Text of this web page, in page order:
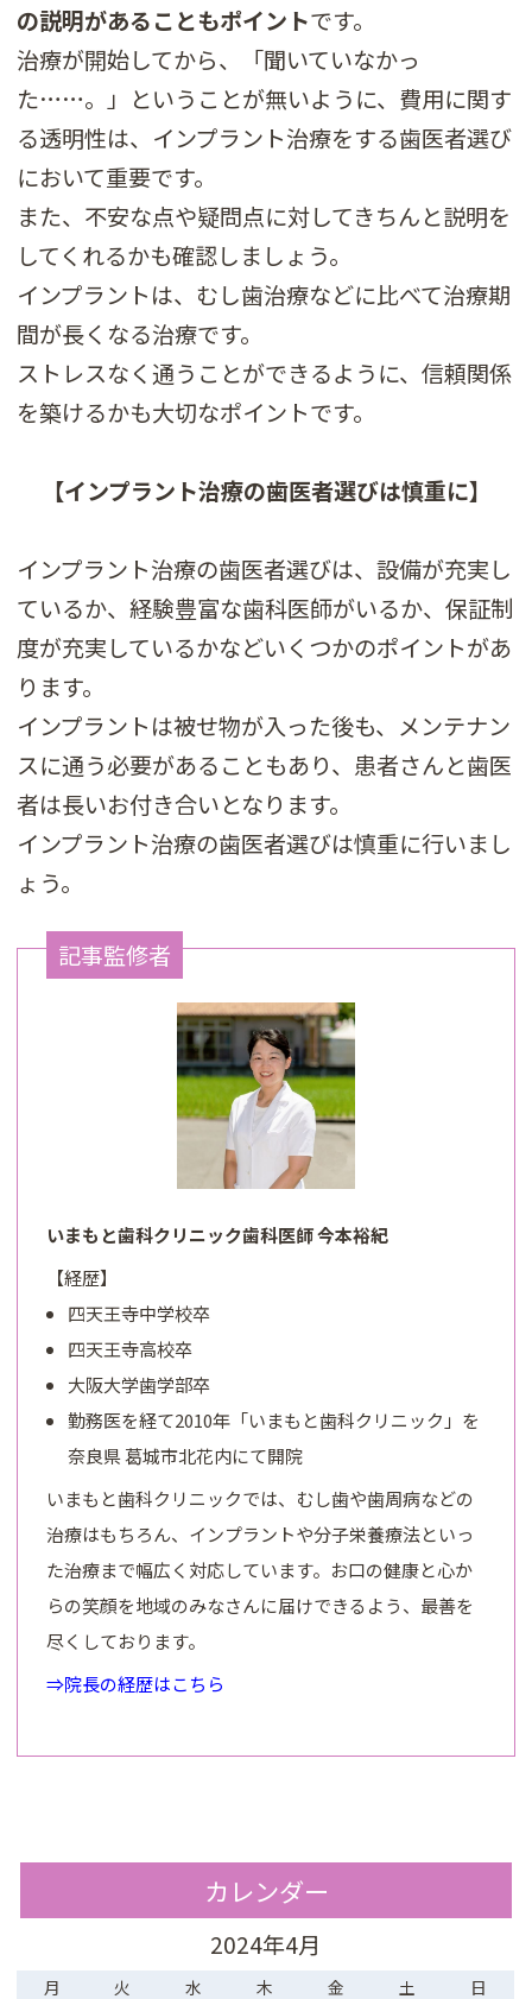
の説明があることもポイントです。
治療が開始してから、「聞いていなかっ
た……。」ということが無いように、費用に関す
る透明性は、インプラント治療をする歯医者選び
において重要です。
また、不安な点や疑問点に対してきちんと説明を
してくれるかも確認しましょう。
インプラントは、むし歯治療などに比べて治療期
間が長くなる治療です。
ストレスなく通うことができるように、信頼関係
を築けるかも大切なポイントです。
【インプラント治療の歯医者選びは慎重に】
インプラント治療の歯医者選びは、設備が充実し
ているか、経験豊富な歯科医師がいるか、保証制
度が充実しているかなどいくつかのポイントがあ
ります。
インプラントは被せ物が入った後も、メンテナン
スに通う必要があることもあり、患者さんと歯医
者は長いお付き合いとなります。
インプラント治療の歯医者選びは慎重に行いまし
ょう。
記事監修者
いまもと歯科クリニック歯科医師 今本裕紀
【経歴】
四天王寺中学校卒
四天王寺高校卒
大阪大学歯学部卒
勤務医を経て2010年「いまもと歯科クリニック」を
奈良県 葛城市北花内にて開院
いまもと歯科クリニックでは、むし歯や歯周病などの
治療はもちろん、インプラントや分子栄養療法といっ
た治療まで幅広く対応しています。お口の健康と心か
らの笑顔を地域のみなさんに届けできるよう、最善を
尽くしております。
⇒院長の経歴はこちら
カレンダー
2024年4月
月 火 水 木 金 土 日